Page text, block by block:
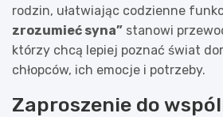
rodzin, ułatwiając codzienne
zrozumieć syna” stanowi
którzy chcą lepiej poznać świat
chłopców, ich emocje i potrzeby.
Zaproszenie do